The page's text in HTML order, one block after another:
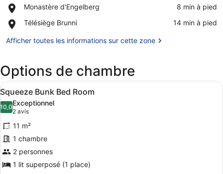
skiable
Titlis
Monastère d'Engelberg
Place,
d'Engelberg
‪8 min à pied‬
Télésiège Brunni
Place,
Brunni
‪14 min à pied‬
Afficher toutes les informations sur cette zone
Options de chambre
Afficher
toutes
les
photos
pour
ce
type
de
Une chambre d’hôtel avec un lit,
4
Squeeze Bunk Bed Room
10,010,0 sur 10
Exceptionnel
2 avis
(2 avis)
11 m²
1 chambre
2 personnes
1 lit superposé (1 place)